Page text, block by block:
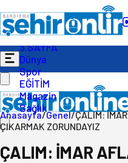
Gündem
Ekonomi
Politika
3.SAYFA
Dünya
Spor
EĞİTİM
Magazin
Sağlık
Anasayfa/Genel/ÇALIM:
ÇIKARMAK ZORUNDAYIZ
ÇALIM: İMAR